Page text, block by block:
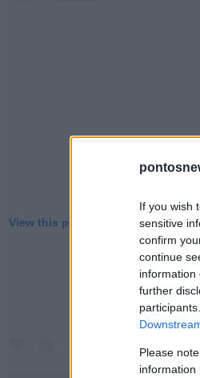
If you wish
sensitive
confirm
continue
information
further
Please
information
View this post on Instagram